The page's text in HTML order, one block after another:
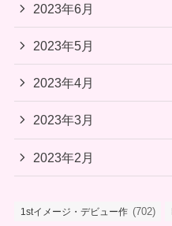
2023年6月
2023年5月
2023年4月
2023年3月
2023年2月
1stイメージ・デビュー作 (702)